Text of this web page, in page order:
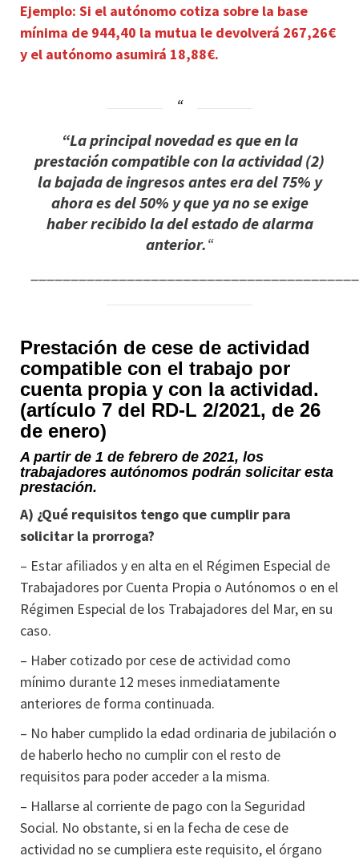
Ejemplo: Si el autónomo cotiza sobre la base
mínima de 944,40 la mutua le devolverá 267,26€
y el autónomo asumirá 18,88€.
“La principal novedad es que en la
prestación compatible con la actividad (2)
la bajada de ingresos antes era del 75% y
ahora es del 50% y que ya no se exige
haber recibido la del estado de alarma
anterior.“
Prestación de cese de actividad
compatible con el trabajo por
cuenta propia y con la actividad.
(artículo 7 del RD-L 2/2021, de 26
de enero)
A partir de 1 de febrero de 2021, los
trabajadores autónomos podrán solicitar esta
prestación.
A) ¿Qué requisitos tengo que cumplir para
solicitar la prorroga?
– Estar afiliados y en alta en el Régimen Especial de
Trabajadores por Cuenta Propia o Autónomos o en el
Régimen Especial de los Trabajadores del Mar, en su
caso.
– Haber cotizado por cese de actividad como
mínimo durante 12 meses inmediatamente
anteriores de forma continuada.
– No haber cumplido la edad ordinaria de jubilación o
de haberlo hecho no cumplir con el resto de
requisitos para poder acceder a la misma.
– Hallarse al corriente de pago con la Seguridad
Social. No obstante, si en la fecha de cese de
actividad no se cumpliera este requisito, el órgano